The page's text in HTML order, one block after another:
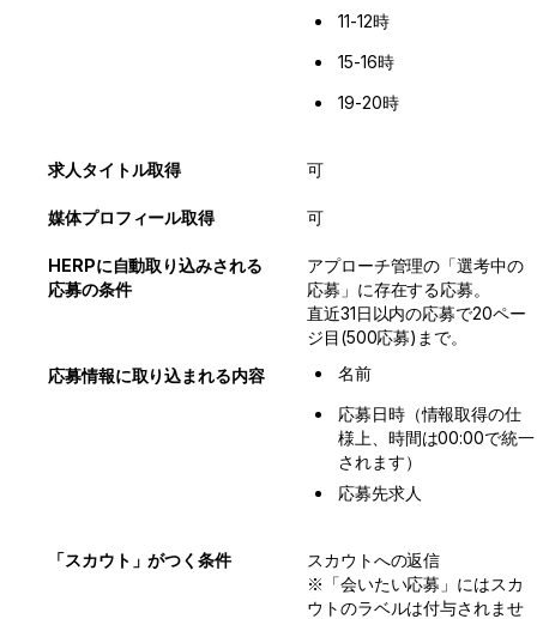
11-12時
15-16時
19-20時
求人タイトル取得 可
媒体プロフィール取得 可
HERPに自動取り込みされる
応募の条件
アプローチ管理の「選考中の
応募」に存在する応募。
直近31日以内の応募で20ペー
ジ目(500応募)まで。
応募情報に取り込まれる内容
名前
応募日時（情報取得の仕
様上、時間は00:00で統一
されます）
応募先求人
「スカウト」がつく条件
スカウトへの返信
※「会いたい応募」にはスカ
ウトのラベルは付与されませ